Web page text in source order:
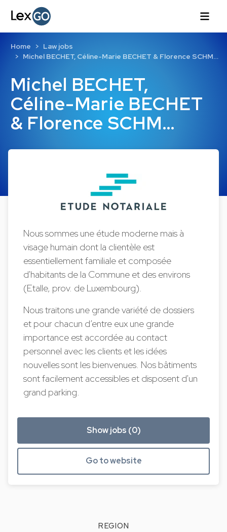
Michel BECHET,
Céline-Marie BECHET
& Florence SCHM…
Home
Law jobs
Michel BECHET, Céline-Marie BECHET & Florence SCHM…
Nous sommes une étude moderne mais à
visage humain dont la clientèle est
essentiellement familiale et composée
d'habitants de la Commune et des environs
(Etalle, prov. de Luxembourg).
Nous traitons une grande variété de dossiers
et pour chacun d’entre eux une grande
importance est accordée au contact
personnel avec les clients et les idées
nouvelles sont les bienvenues. Nos bâtiments
sont facilement accessibles et disposent d'un
grand parking.
Show jobs (0)
Go to website
REGION